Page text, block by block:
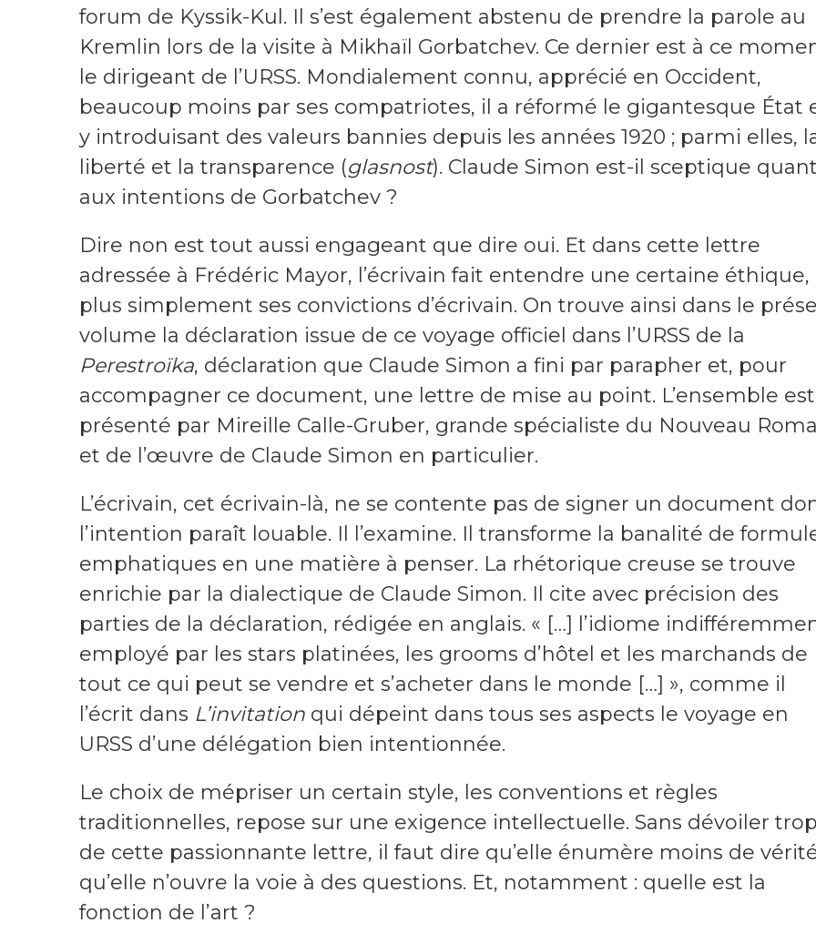
forum de Kyssik-Kul. Il s’est également abstenu de prendre la parole au
Kremlin lors de la visite à Mikhaïl Gorbatchev. Ce dernier est à ce
le dirigeant de l’URSS. Mondialement connu, apprécié en Occident,
beaucoup moins par ses compatriotes, il a réformé le gigantesque État
y introduisant des valeurs bannies depuis les années 1920 ; parmi elles,
liberté et la transparence (glasnost). Claude Simon est-il sceptique quant
aux intentions de Gorbatchev ?
Dire non est tout aussi engageant que dire oui. Et dans cette lettre
adressée à Frédéric Mayor, l’écrivain fait entendre une certaine éthique,
plus simplement ses convictions d’écrivain. On trouve ainsi dans le
volume la déclaration issue de ce voyage officiel dans l’URSS de la
Perestroïka, déclaration que Claude Simon a fini par parapher et, pour
accompagner ce document, une lettre de mise au point. L’ensemble est
présenté par Mireille Calle-Gruber, grande spécialiste du Nouveau
et de l’œuvre de Claude Simon en particulier.
L’écrivain, cet écrivain-là, ne se contente pas de signer un document
l’intention paraît louable. Il l’examine. Il transforme la banalité de
emphatiques en une matière à penser. La rhétorique creuse se trouve
enrichie par la dialectique de Claude Simon. Il cite avec précision des
parties de la déclaration, rédigée en anglais. « […] l’idiome
employé par les stars platinées, les grooms d’hôtel et les marchands de
tout ce qui peut se vendre et s’acheter dans le monde […] », comme il
l’écrit dans L’invitation qui dépeint dans tous ses aspects le voyage en
URSS d’une délégation bien intentionnée.
Le choix de mépriser un certain style, les conventions et règles
traditionnelles, repose sur une exigence intellectuelle. Sans dévoiler trop
de cette passionnante lettre, il faut dire qu’elle énumère moins de
qu’elle n’ouvre la voie à des questions. Et, notamment : quelle est la
fonction de l’art ?